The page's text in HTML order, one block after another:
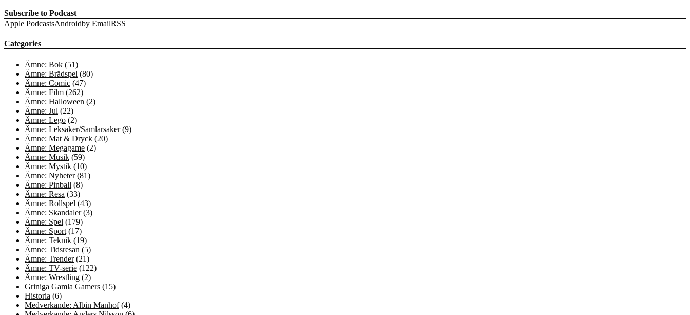
Subscribe to Podcast
Apple PodcastsAndroidby EmailRSS
Categories
Ämne: Bok (51)
Ämne: Brädspel (80)
Ämne: Comic (47)
Ämne: Film (262)
Ämne: Halloween (2)
Ämne: Jul (22)
Ämne: Lego (2)
Ämne: Leksaker/Samlarsaker(9)
Ämne: Mat & Dryck (20)
Ämne: Megagame (2)
Ämne: Musik (59)
Ämne: Mystik (10)
Ämne: Nyheter(81)
Ämne: Pinball (8)
Ämne: Resa (33)
Ämne: Rollspel (43)
Ämne: Skandaler(3)
Ämne: Spel (179)
Ämne: Sport (17)
Ämne: Teknik (19)
Ämne: Tidsresan (5)
Ämne: Trender(21)
Ämne: TV-serie (122)
Ämne: Wrestling (2)
Griniga Gamla Gamers (15)
Historia (6)
Medverkande: Albin Manhof(4)